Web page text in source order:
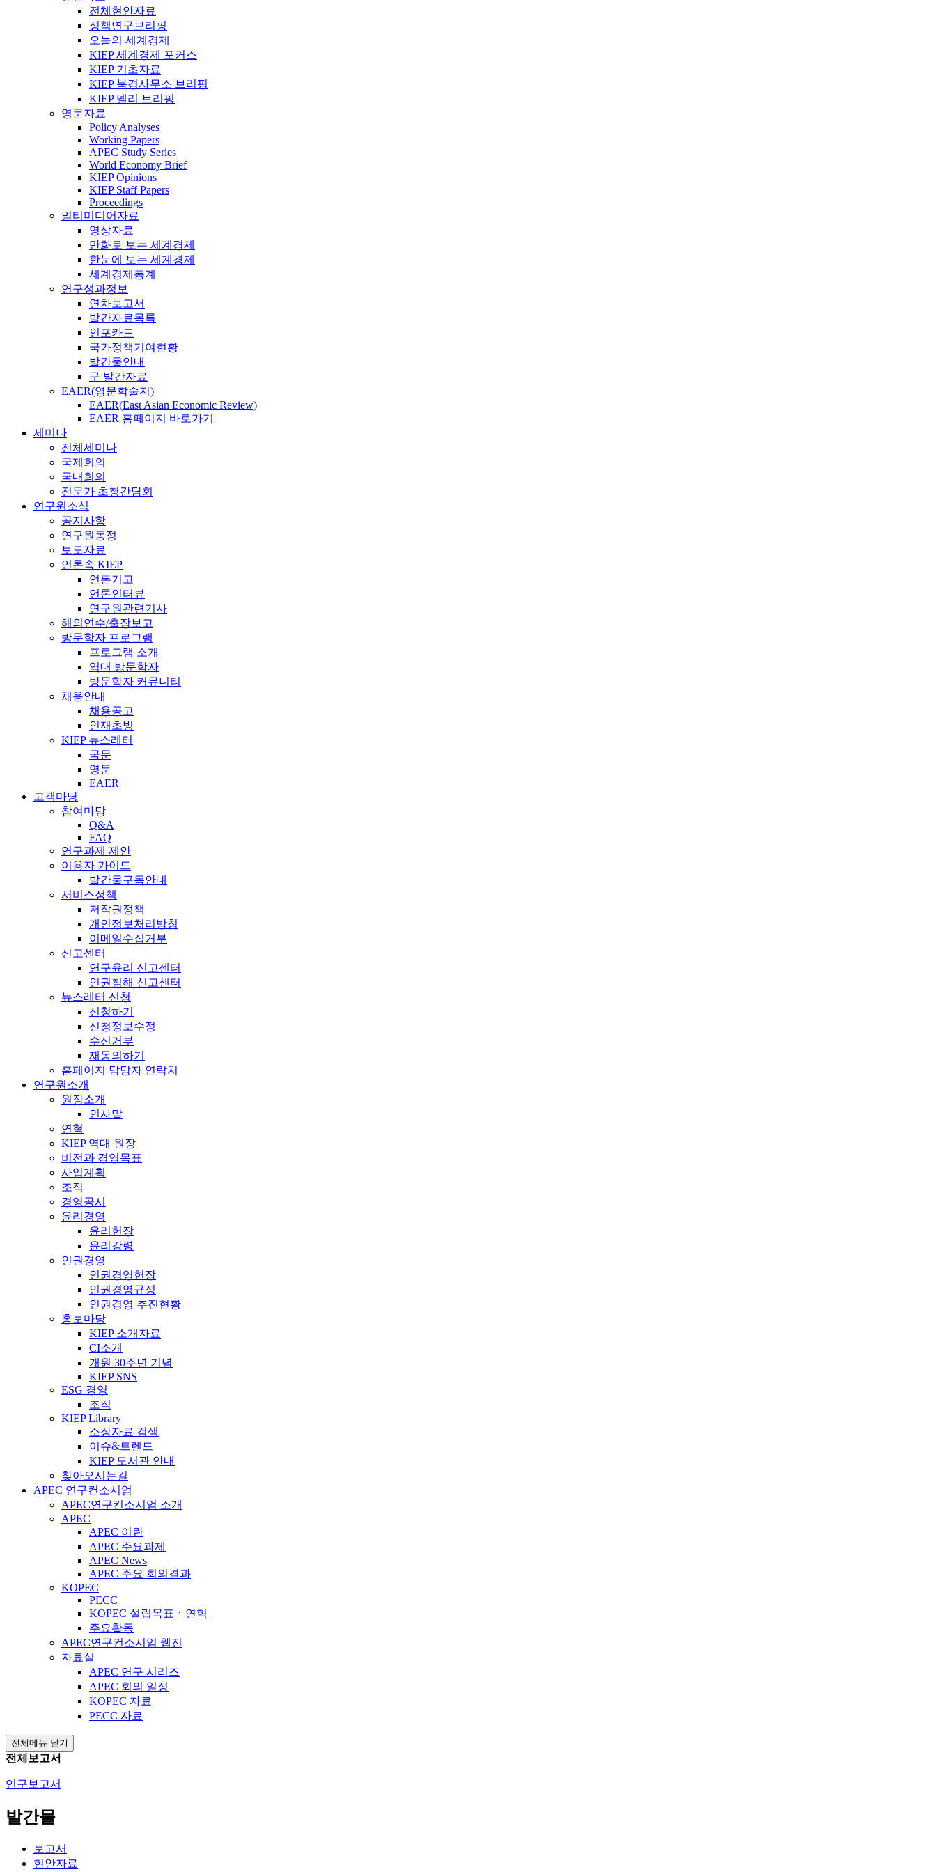
전체현안자료
정책연구브리핑
오늘의 세계경제
KIEP 세계경제 포커스
KIEP 기초자료
KIEP 북경사무소 브리핑
KIEP 델리 브리핑
영문자료
Policy Analyses
Working Papers
APEC Study Series
World Economy Brief
KIEP Opinions
KIEP Staff Papers
Proceedings
멀티미디어자료
영상자료
만화로 보는 세계경제
한눈에 보는 세계경제
세계경제통계
연구성과정보
연차보고서
발간자료목록
인포카드
국가정책기여현황
발간물안내
구 발간자료
EAER(영문학술지)
EAER(East Asian Economic Review)
EAER 홈페이지 바로가기
세미나
전체세미나
국제회의
국내회의
전문가 초청간담회
연구원소식
공지사항
연구원동정
보도자료
언론속 KIEP
언론기고
언론인터뷰
연구원관련기사
해외연수/출장보고
방문학자 프로그램
프로그램 소개
역대 방문학자
방문학자 커뮤니티
채용안내
채용공고
인재초빙
KIEP 뉴스레터
국문
영문
EAER
고객마당
참여마당
Q&A
FAQ
연구과제 제안
이용자 가이드
발간물구독안내
서비스정책
저작권정책
개인정보처리방침
이메일수집거부
신고센터
연구윤리 신고센터
인권침해 신고센터
뉴스레터 신청
신청하기
신청정보수정
수신거부
재동의하기
홈페이지 담당자 연락처
연구원소개
원장소개
인사말
연혁
KIEP 역대 원장
비전과 경영목표
사업계획
조직
경영공시
윤리경영
윤리헌장
윤리강령
인권경영
인권경영헌장
인권경영규정
인권경영 추진현황
홍보마당
KIEP 소개자료
CI소개
개원 30주년 기념
KIEP SNS
ESG 경영
조직
KIEP Library
소장자료 검색
이슈&트렌드
KIEP 도서관 안내
찾아오시는길
APEC 연구컨소시엄
APEC연구컨소시엄 소개
APEC
APEC 이란
APEC 주요과제
APEC News
APEC 주요 회의결과
KOPEC
PECC
KOPEC 설립목표ㆍ연혁
주요활동
APEC연구컨소시엄 웹진
자료실
APEC 연구 시리즈
APEC 회의 일정
KOPEC 자료
PECC 자료
전체메뉴 닫기
전체보고서
연구보고서
발간물
보고서
현안자료